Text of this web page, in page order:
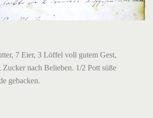
7 Eier, 3 Löffel voll gutem Gest,
nach Belieben. 1/2 Pott süße
gebacken.